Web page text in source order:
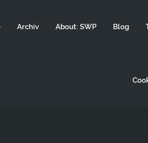
Archiv About: SWP Blog